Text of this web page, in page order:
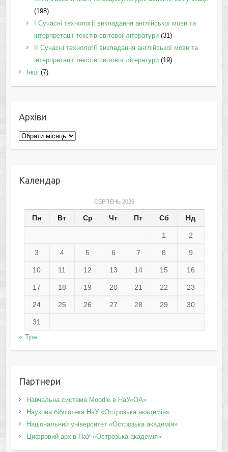
(198)
I Cучасні технології викладання англійської мови та
інтерпретації текстів світової літератури(31)
II Cучасні технології викладання англійської мови та
інтерпретації текстів світової літератури(19)
Інші (7)
Архіви
Архіви
Календар
СЕРПЕНЬ 2026
Пн Вт Ср Чт Пт Сб Нд
1 2
3 4 5 6 7 8 9
10 11 12 13 14 15 16
17 18 19 20 21 22 23
24 25 26 27 28 29 30
31
« Тра
Партнери
Навчальна система Moodle в НаУ«ОА»
Наукова бібліотека НаУ «Острозька академія»
Національний університет «Острозька академія»
Цифровий архів НаУ «Острозька академія»